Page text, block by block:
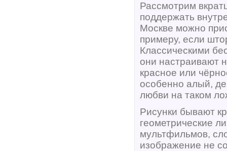
Рассмотрим
поддержать
Москве можно
примеру, если
Классическими
они настраивают
красное или
особенно алый,
любви на таком
Рисунки бывают
геометрические
мультфильмов,
изображение не